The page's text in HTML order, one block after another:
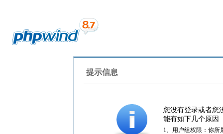
提示信息
您没有登录或者您
能有如下几个原因
1、用户组权限：你所